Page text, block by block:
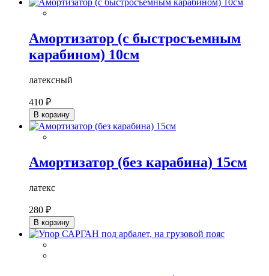
Амортизатор (с быстросъемным
карабином) 10см
латексный
410 ₽
В корзину
Амортизатор (без карабина) 15см
латекс
280 ₽
В корзину